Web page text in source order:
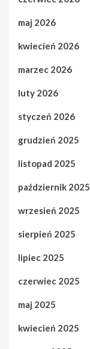
maj 2026
kwiecień 2026
marzec 2026
luty 2026
styczeń 2026
grudzień 2025
listopad 2025
październik 2025
wrzesień 2025
sierpień 2025
lipiec 2025
czerwiec 2025
maj 2025
kwiecień 2025